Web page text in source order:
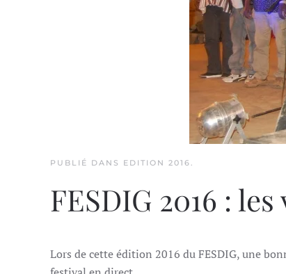
PUBLIÉ DANS EDITION 2016.
FESDIG 2016 :
Lors de cette édition 2016 du FESDIG, une